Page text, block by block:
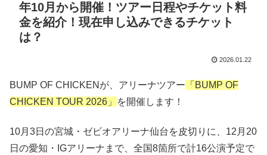
年10月から開催！ツアー日程やチケット料
金を紹介！現在申し込みできるチケット
は？
2026.01.22
BUMP OF CHICKENが、アリーナツアー 「BUMP OF
CHICKEN TOUR 2026」
を開催します！
10月3日の宮城・ゼビオアリーナ仙台を皮切りに、12月20
日の愛知・IGアリーナまで、全国8箇所で計16公演予定で